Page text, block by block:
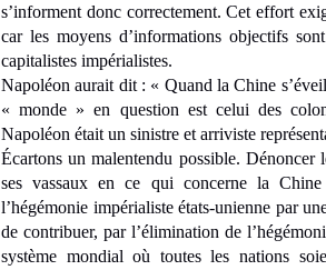
s’informent donc correctement. Cet effort
car les moyens d’informations objectifs
capitalistes impérialistes.
Napoléon aurait dit : « Quand la Chine
« monde » en question est celui des
Napoléon était un sinistre et arriviste
Écartons un malentendu possible. Dénoncer
ses vassaux en ce qui concerne la
l’hégémonie impérialiste états-unienne par
de contribuer, par l’élimination de
système mondial où toutes les nations